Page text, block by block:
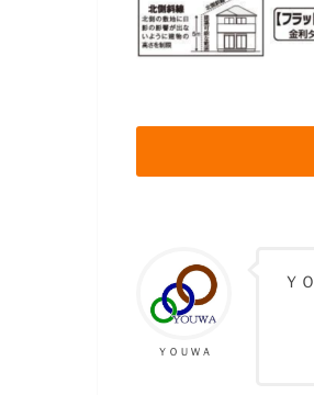
ＹＯＵＷＡ
Ｙ